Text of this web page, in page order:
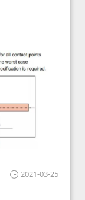
2021-03-25